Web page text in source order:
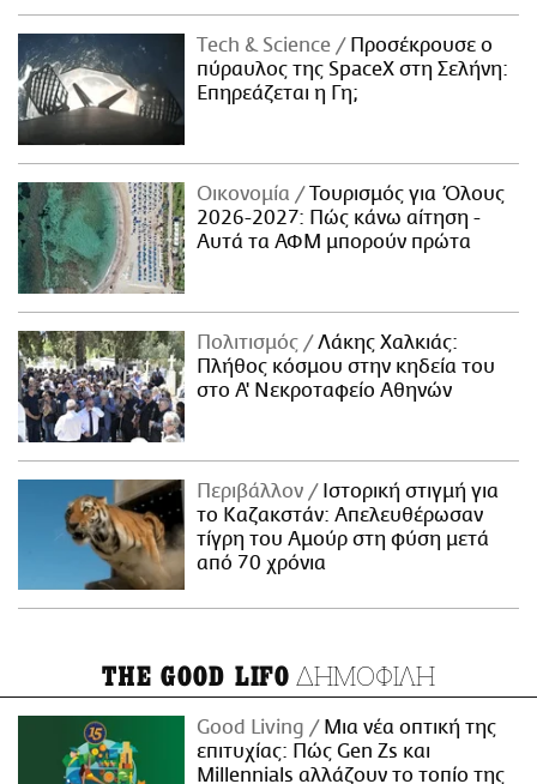
Τech & Science
Προσέκρουσε ο
πύραυλος της SpaceX στη Σελήνη:
Επηρεάζεται η Γη;
Οικονομία
Τουρισμός για Όλους
2026-2027: Πώς κάνω αίτηση -
Αυτά τα ΑΦΜ μπορούν πρώτα
Πολιτισμός
Λάκης Χαλκιάς:
Πλήθος κόσμου στην κηδεία του
στο Α' Νεκροταφείο Αθηνών
Περιβάλλον
Ιστορική στιγμή για
το Καζακστάν: Απελευθέρωσαν
τίγρη του Αμούρ στη φύση μετά
από 70 χρόνια
THE GOOD LIFO ΔΗΜΟΦΙΛΗ
Good Living
Μια νέα οπτική της
επιτυχίας: Πώς Gen Zs και
Millennials αλλάζουν το τοπίο της